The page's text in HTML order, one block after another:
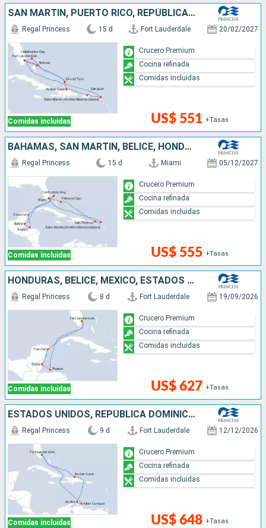
SAN MARTÍN, PUERTO RICO, REPÚBLICA DOMINICANA, ESTADOS UNIDOS, BAHAMAS
Comidas incluidas
Regal Princess 15 d Fort Lauderdale 20/02/2027
US$ 551 +Tasas
Crucero Premium
Cocina refinada
Comidas incluidas
BAHAMAS, SAN MARTÍN, BELICE, HONDURAS, MÉXICO, ESTADOS UNIDOS
Comidas incluidas
Regal Princess 15 d Miami 05/12/2027
US$ 555 +Tasas
Crucero Premium
Cocina refinada
Comidas incluidas
HONDURAS, BELICE, MÉXICO, ESTADOS UNIDOS
Comidas incluidas
Regal Princess 8 d Fort Lauderdale 19/09/2026
US$ 627 +Tasas
Crucero Premium
Cocina refinada
Comidas incluidas
ESTADOS UNIDOS, REPÚBLICA DOMINICANA, ARUBA
Comidas incluidas
Regal Princess 9 d Fort Lauderdale 12/12/2026
US$ 648 +Tasas
Crucero Premium
Cocina refinada
Comidas incluidas